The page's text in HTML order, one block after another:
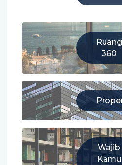
Ruang
360
Wajib
Kamu